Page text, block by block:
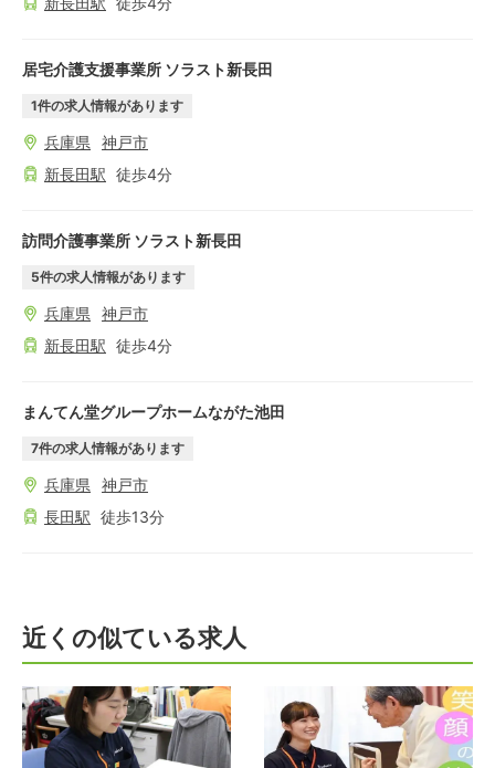
居宅介護支援事業所 ソラスト新長田
1件の求人情報があります
兵庫県
神戸市
新長田駅 徒歩4分
訪問介護事業所 ソラスト新長田
5件の求人情報があります
兵庫県
神戸市
新長田駅 徒歩4分
まんてん堂グループホームながた池田
7件の求人情報があります
兵庫県
神戸市
長田駅 徒歩13分
近くの似ている求人